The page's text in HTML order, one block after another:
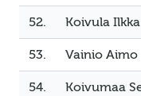
52. Koivula Ilkka
53. Vainio Aimo
54. Koivumaa